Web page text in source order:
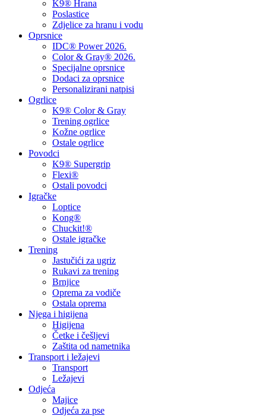
K9® Hrana
Poslastice
Zdjelice za hranu i vodu
Oprsnice
IDC® Power 2026.
Color & Gray® 2026.
Specijalne oprsnice
Dodaci za oprsnice
Personalizirani natpisi
Ogrlice
K9® Color & Gray
Trening ogrlice
Kožne ogrlice
Ostale ogrlice
Povodci
K9® Supergrip
Flexi®
Ostali povodci
Igračke
Loptice
Kong®
Chuckit!®
Ostale igračke
Trening
Jastučići za ugriz
Rukavi za trening
Brnjice
Oprema za vodiče
Ostala oprema
Njega i higijena
Higijena
Četke i češljevi
Zaštita od nametnika
Transport i ležajevi
Transport
Ležajevi
Odjeća
Majice
Odjeća za pse